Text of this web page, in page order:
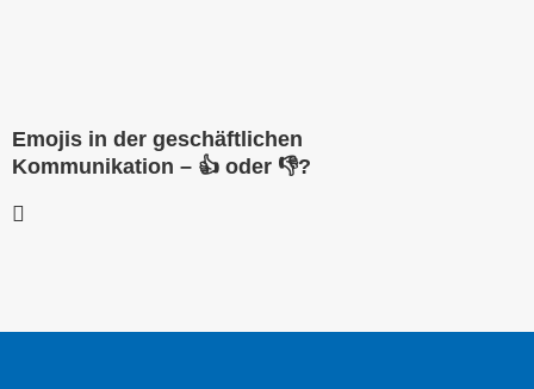
Emojis in der geschäftlichen
Kommunikation – 👍 oder 👎?